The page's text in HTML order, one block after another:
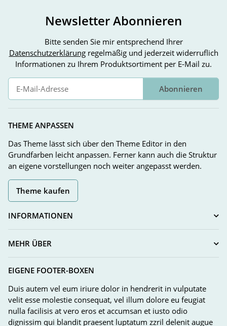
Newsletter Abonnieren
Bitte senden Sie mir entsprechend Ihrer
Datenschutzerklärungregelmäßig und jederzeit widerruflich
Informationen zu Ihrem Produktsortiment per E-Mail zu.
Abonnieren
THEME ANPASSEN
Das Theme lässt sich über den Theme Editor in den
Grundfarben leicht anpassen. Ferner kann auch die Struktur
an eigene vorstellungen noch weiter angepasst werden.
Theme kaufen
INFORMATIONEN
MEHR ÜBER
EIGENE FOOTER-BOXEN
Duis autem vel eum iriure dolor in hendrerit in vulputate
velit esse molestie consequat, vel illum dolore eu feugiat
nulla facilisis at vero eros et accumsan et iusto odio
dignissim qui blandit praesent luptatum zzril delenit augue